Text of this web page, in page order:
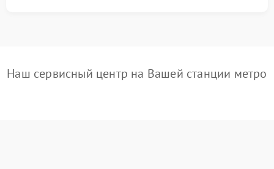
Наш сервисный центр на Вашей станции метро